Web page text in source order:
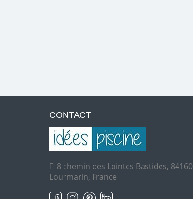
CONTACT
8 chemin des Lointes Bastides, 84160
Lourmarin, France